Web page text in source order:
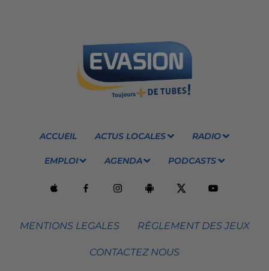
ACCUEIL ACTUS LOCALES RADIO
EMPLOI AGENDA PODCASTS
MENTIONS LEGALES RÈGLEMENT DES JEUX
CONTACTEZ NOUS